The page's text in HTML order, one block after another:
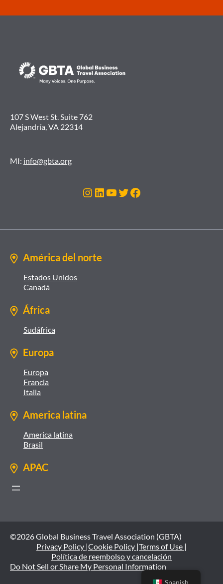
107 S West St. Suite 762
Alejandría, VA 22314
MI: info@gbta.org
Instagram
LinkedIn
YouTube
Twitter
Facebook
América del norte
Estados Unidos
Canadá
África
Sudáfrica
Europa
Europa
Francia
Italia
America latina
America latina
Brasil
APAC
©2026 Global Business Travel Association (GBTA)
Privacy Policy |Cookie Policy |Terms of Use |
Política de reembolso y cancelación
Do Not Sell or Share My Personal Information
Spanish